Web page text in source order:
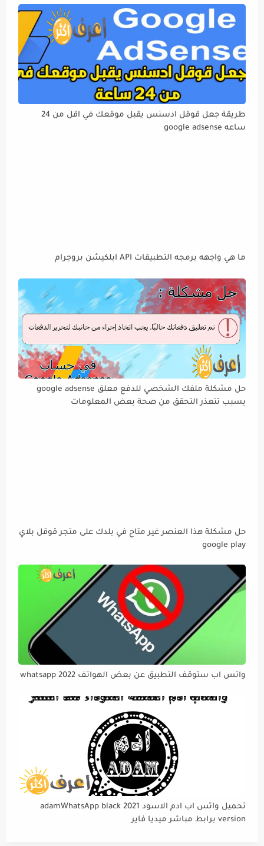
طريقة جعل قوقل ادسنس يقبل موقعك في اقل من 24
ساعه google adsense
ما هي واجهه برمجه التطبيقات API ابلكيشن بروجرام
حل مشكلة ملفك الشخصي للدفع معلق google adsense
بسبب تتعذر التحقق من صحة بعض المعلومات
حل مشكلة هذا العنصر غير متاح في بلدك على متجر قوقل بلاي
google play
واتس اب ستوقف التطبيق عن بعض الهواتف 2022 whatsapp
تحميل واتس اب ادم الاسود 2021 adamWhatsApp black
version برابط مباشر ميديا فاير